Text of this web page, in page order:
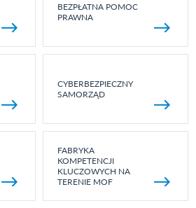
BEZPŁATNA POMOC
PRAWNA
CYBERBEZPIECZNY
SAMORZĄD
FABRYKA
KOMPETENCJI
KLUCZOWYCH NA
TERENIE MOF